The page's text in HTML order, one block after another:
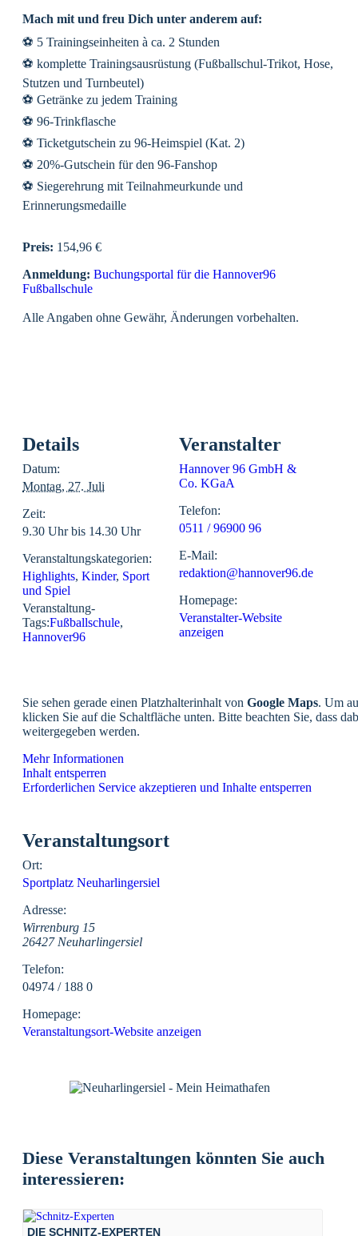
Mach mit und freu Dich unter anderem auf:
⚽ 5 Trainingseinheiten à ca. 2 Stunden
⚽ komplette Trainingsausrüstung (Fußballschul-Trikot, Hose,
Stutzen und Turnbeutel)
⚽ Getränke zu jedem Training
⚽ 96-Trinkflasche
⚽ Ticketgutschein zu 96-Heimspiel (Kat. 2)
⚽ 20%-Gutschein für den 96-Fanshop
⚽ Siegerehrung mit Teilnahmeurkunde und
Erinnerungsmedaille
Preis: 154,96 €
Anmeldung: Buchungsportal für die Hannover96
Fußballschule
Alle Angaben ohne Gewähr, Änderungen vorbehalten.
Details
Datum:
Montag, 27. Juli
Zeit:
9.30 Uhr bis 14.30 Uhr
Veranstaltungskategorien:
Highlights, Kinder, Sport
und Spiel
Veranstaltung-
Tags:Fußballschule,
Hannover96
Veranstalter
Hannover 96 GmbH &
Co. KGaA
Telefon:
0511 / 96900 96
E-Mail:
redaktion@hannover96.de
Homepage:
Veranstalter-Website
anzeigen
Veranstaltungsort
Ort:
Sportplatz Neuharlingersiel
Adresse:
Wirrenburg 15
26427 Neuharlingersiel
Telefon:
04974 / 188 0
Homepage:
Veranstaltungsort-Website anzeigen
Sie sehen gerade einen Platzhalterinhalt von Google Maps. Um
klicken Sie auf die Schaltfläche unten. Bitte beachten Sie, dass
weitergegeben werden.
Mehr Informationen
Inhalt entsperren
Erforderlichen Service akzeptieren und Inhalte entsperren
Diese Veranstaltungen könnten Sie auch
interessieren:
DIE SCHNITZ-EXPERTEN